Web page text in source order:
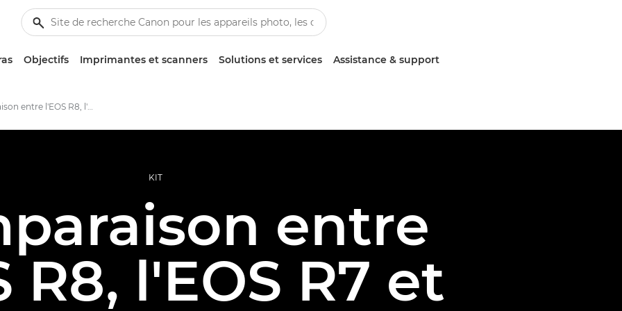
Objectifs Imprimantes et scanners Solutions et services Assistance & support
Comparaison entre l'EOS R8, l'EOS R7 et l'EOS RP
KIT
entre
R8, l'EOS R7 et